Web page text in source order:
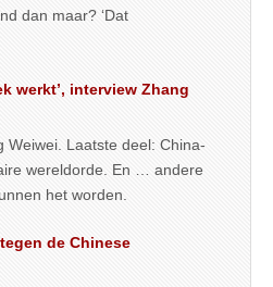
dan maar? ‘Dat
werkt’, interview Zhang
Weiwei. Laatste deel: China-
wereldorde. En … andere
het worden.
de Chinese